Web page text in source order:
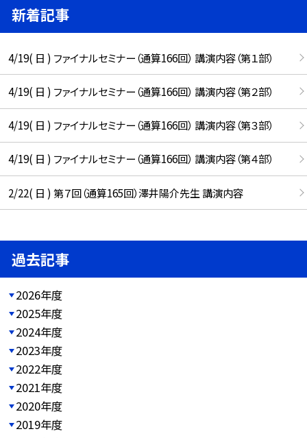
新着記事
4/19( 日 ) ファイナルセミナー（通算166回） 講演内容（第１部）
4/19( 日 ) ファイナルセミナー（通算166回） 講演内容（第２部）
4/19( 日 ) ファイナルセミナー（通算166回） 講演内容（第３部）
4/19( 日 ) ファイナルセミナー（通算166回） 講演内容（第４部）
2/22( 日 ) 第７回（通算165回）澤井陽介先生 講演内容
過去記事
2026年度
2025年度
2024年度
2023年度
2022年度
2021年度
2020年度
2019年度